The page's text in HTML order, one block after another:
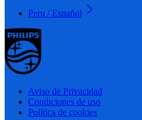
Peru / Español
Aviso de Privacidad
Condiciones de uso
Política de cookies